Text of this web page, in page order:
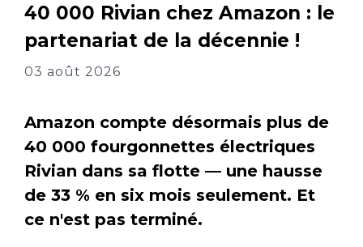
40 000 Rivian chez Amazon : le
partenariat de la décennie !
03 août 2026
Amazon compte désormais plus de
40 000 fourgonnettes électriques
Rivian dans sa flotte — une hausse
de 33 % en six mois seulement. Et
ce n'est pas terminé.